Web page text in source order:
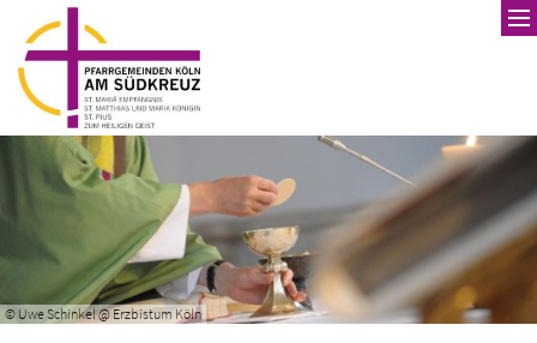
Zum Inhalt springen
© Uwe Schinkel @ Erzbistum Köln